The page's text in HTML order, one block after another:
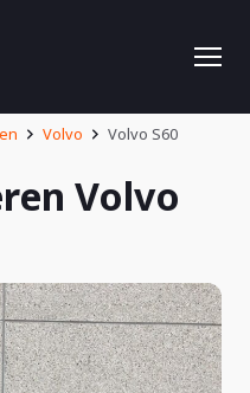
Volvo Volvo S60
Volvo